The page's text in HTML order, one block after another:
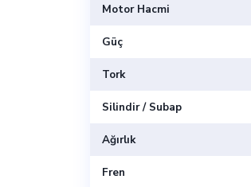
Motor Hacmi
Güç
Tork
Silindir / Subap
Ağırlık
Fren